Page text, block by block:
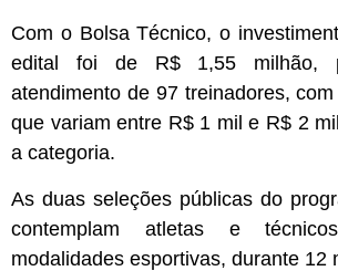
Com o Bolsa Técnico, o
edital foi de R$ 1,55 milhão,
atendimento de 97 treinadores,
que variam entre R$ 1 mil e R$ 2
a categoria.
As duas seleções públicas do
contemplam atletas e
modalidades esportivas, durante 12